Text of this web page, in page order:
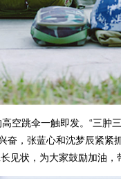
跳伞一触即发。“三肿
奋，张蓝心和沈梦辰紧
状，为大家鼓励加油，